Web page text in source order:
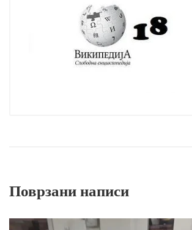
Поврзани написи